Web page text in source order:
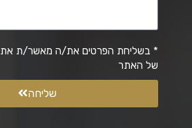
* בשליחת הפרטים את/ה מאשר/ת את
של האתר
שליחה